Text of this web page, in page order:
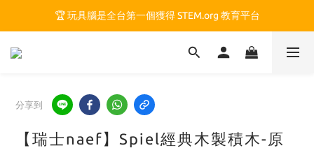
🏆 玩具腦是全台第一個獲得 STEM.org 教育平台
🏆 玩具腦是全台第一個獲得 STEM.org 教育平台
🍎 玩具腦最特別的 VIP 制度 👉
分享到
【瑞士naef】Spiel經典木製積木-原